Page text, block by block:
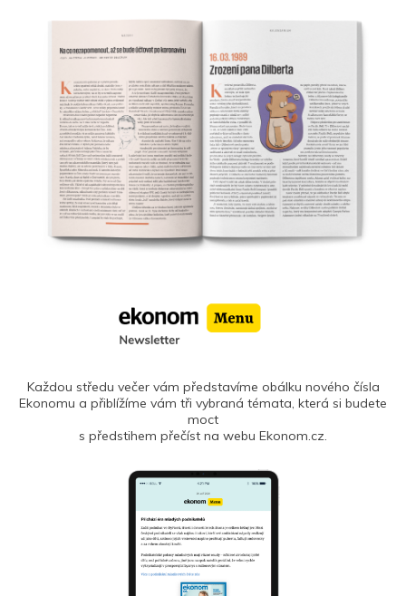
Každou středu večer vám představíme obálku nového čísla
Ekonomu a přiblížíme vám tři vybraná témata, která si budete
moct
s předstihem přečíst na webu Ekonom.cz.